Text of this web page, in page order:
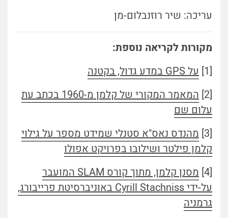
עריכה: שיר רוזנבלום-מן
מקורות לקריאה נוספת:
[1]
על GPS במדע גדול, בקטנה
[2]
המאמר המקורי של קלמן מ-1960 בכתב עת
עלום שם
[3]
מהנדס נאס"א סטנלי שמידט מספר על גילוי
קלמן פילטר ושילובו בפרויקט אפולו
[4]
מסנן קלמן, מתוך קורס SLAM המועבר
על-ידי Cyrill Stachniss באוניברסיטת פרייבורג,
גרמניה